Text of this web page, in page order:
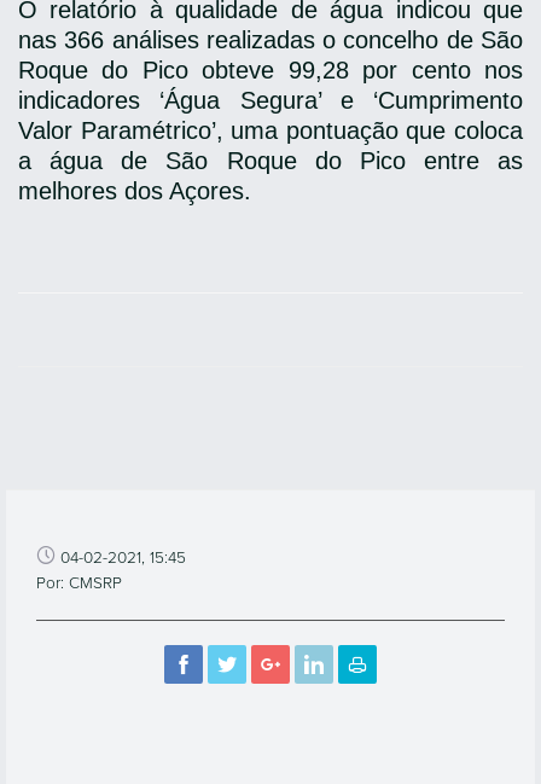
O relatório à qualidade de água indicou que
nas 366 análises realizadas o concelho de São
Roque do Pico obteve 99,28 por cento nos
indicadores ‘Água Segura’ e ‘Cumprimento
Valor Paramétrico’, uma pontuação que coloca
a água de São Roque do Pico entre as
melhores dos Açores.
04-02-2021, 15:45
Por: CMSRP